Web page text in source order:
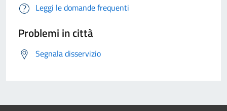
Leggi le domande frequenti
Problemi in città
Segnala disservizio